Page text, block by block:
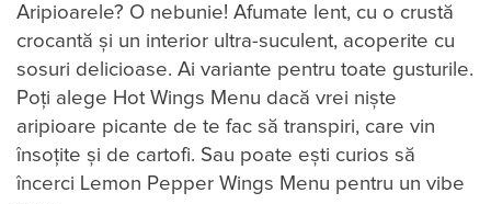
Aripioarele? O nebunie! Afumate lent, cu o crustă
crocantă și un interior ultra-suculent, acoperite cu
sosuri delicioase. Ai variante pentru toate gusturile.
Poți alege Hot Wings Menu dacă vrei niște
aripioare picante de te fac să transpiri, care vin
însoțite și de cartofi. Sau poate ești curios să
încerci Lemon Pepper Wings Menu pentru un vibe